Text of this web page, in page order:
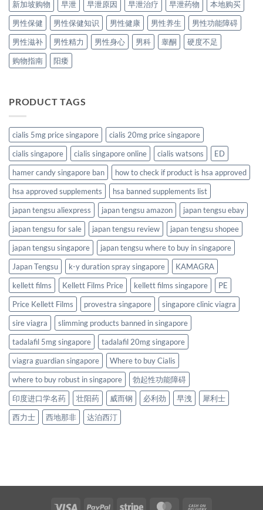
新加坡购物
早泄 早泄原因 早泄治疗 早泄药物
本地购买
男性保健
男性保健知识 男性健康 男性养生
男性功能障碍
男性滋补
男性精力 男性身心 男科 睾酮
硬度不足
购物指南
阳痿
PRODUCT TAGS
cialis 5mg price singapore
cialis 20mg price singapore
cialis singapore
cialis singapore online cialis watsons
ED
hamer candy singapore ban
how to check if product is hsa approved
hsa approved supplements
hsa banned supplements list
japan tengsu aliexpress
japan tengsu amazon
japan tengsu ebay
japan tengsu for sale
japan tengsu review
japan tengsu shopee
japan tengsu singapore
japan tengsu where to buy in singapore
Japan Tengsu
k-y duration spray singapore
KAMAGRA
kellett films
Kellett Films Price kellett films singapore
PE
Price Kellett Films
provestra singapore
singapore clinic viagra
sire viagra
slimming products banned in singapore
tadalafil 5mg singapore
tadalafil 20mg singapore
viagra guardian singapore
Where to buy Cialis
where to buy robust in singapore
勃起性功能障碍
印度进口学名药
壮阳药 威而钢 必利劲 早洩
犀利士
西力士
西地那非 达泊西汀
Visa PayPal Stripe MasterCard